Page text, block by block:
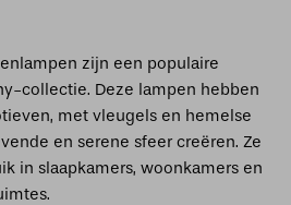
zijn een populaire
collectie. Deze lampen hebben
met vleugels en hemelse
en serene sfeer creëren. Ze
in slaapkamers, woonkamers en